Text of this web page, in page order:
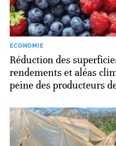
ECONOMIE
Réduction des
rendements et aléas
peine des producteurs